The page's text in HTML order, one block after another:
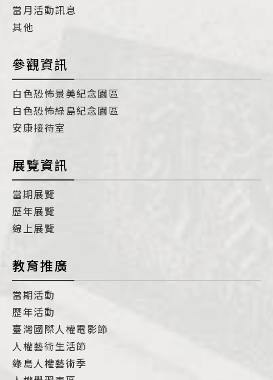
當月活動訊息
其他
參觀資訊
白色恐怖景美紀念園區
白色恐怖綠島紀念園區
安康接待室
展覽資訊
當期展覽
歷年展覽
線上展覽
教育推廣
當期活動
歷年活動
臺灣國際人權電影節
人權藝術生活節
綠島人權藝術季